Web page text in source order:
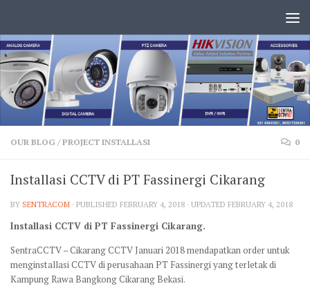
OUR BLOG/PROJECT INSTALLASI 0
Installasi CCTV di PT Fassinergi Cikarang
BY SENTRACOM · PUBLISHED FEBRUARY 4, 2018 · UPDATED FEBRUARY 4, 2018
Installasi CCTV di PT Fassinergi Cikarang.
SentraCCTV – Cikarang CCTV Januari 2018 mendapatkan order untuk
menginstallasi CCTV di perusahaan PT Fassinergi yang terletak di
Kampung Rawa Bangkong Cikarang Bekasi.